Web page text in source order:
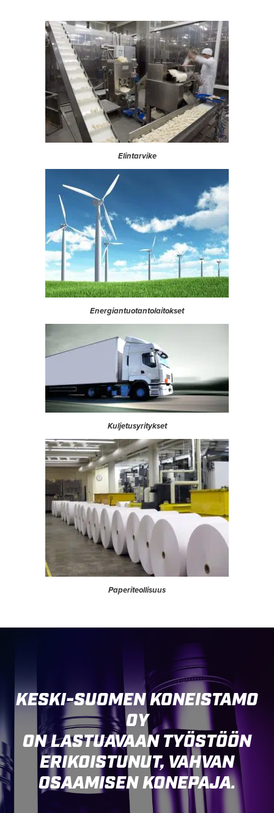
Elintarvike
Energiantuotantolaitokset
Kuljetusyritykset
Paperiteollisuus
KESKI-SUOMEN KONEISTAMO
OY
ON LASTUAVAAN TYÖSTÖÖN
ERIKOISTUNUT, VAHVAN
OSAAMISEN KONEPAJA.